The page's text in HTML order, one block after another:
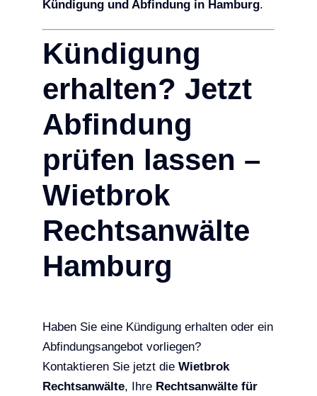
Kündigung und Abfindung in Hamburg.
Kündigung
erhalten? Jetzt
Abfindung
prüfen lassen –
Wietbrok
Rechtsanwälte
Hamburg
Haben Sie eine Kündigung erhalten oder ein
Abfindungsangebot vorliegen?
Kontaktieren Sie jetzt die Wietbrok
Rechtsanwälte, Ihre Rechtsanwälte für